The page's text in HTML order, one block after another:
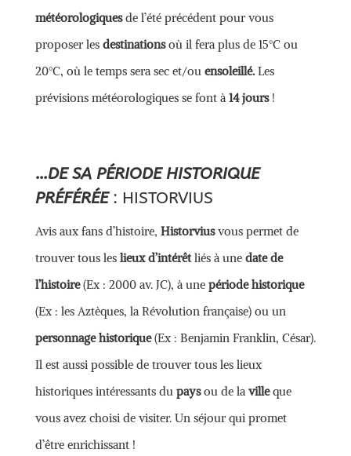
météorologiquesde l’été précédent pour vous
proposer les destinationsoù il fera plus de 15°C ou
20°C, où le temps sera sec et/ou ensoleillé.Les
prévisions météorologiques se font à14 jours!
…DE SA PÉRIODE HISTORIQUE
PRÉFÉRÉE: HISTORVIUS
Avis aux fans d’histoire, Historviusvous permet de
trouver tous les lieux d’intérêtliés à une date de
l’histoire(Ex : 2000 av. JC), à une période historique
(Ex : les Aztèques, la Révolution française) ou un
personnage historique(Ex : Benjamin Franklin, César).
Il est aussi possible de trouver tous les lieux
historiques intéressants du paysou de lavilleque
vous avez choisi de visiter. Un séjour qui promet
d’être enrichissant !